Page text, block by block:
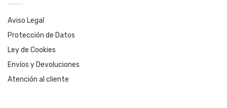
Aviso Legal
Protección de Datos
Ley de Cookies
Envíos y Devoluciones
Atención al cliente